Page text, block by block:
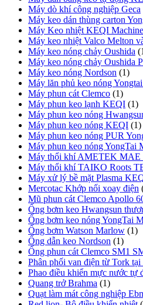
Máy dò khí công nghiệp Geca
Máy keo dán thùng carton
Máy Keo nhiệt KEQI Machine
Máy keo nhiệt Valco Melton
Máy keo nóng chảy Oushida
Máy keo nóng chảy Oushida
Máy keo nóng Nordson (1)
Máy lăn phủ keo nóng
Máy phun cát Clemco (1)
Máy phun keo lạnh KEQI (1)
Máy phun keo nóng
Máy phun keo nóng KEQI (1)
Máy phun keo nóng PUR
Máy phun keo nóng YongTai
Máy thổi khí AMETEK MAE
Máy thổi khí TAIKO Roots
Máy xử lý bề mặt Plasma
Mercotac Khớp nối xoay điện
Mũ phun cát Clemco Apollo
Ống bơm keo Hwangsun
Ống bơm keo nóng YongTai
Ống bơm Watson Marlow (1)
Ống dẫn keo Nordson (1)
Ống phun cát Clemco SM1
Phân phối van điện từ Tork
Phao điều khiển mực nước tự
Quang trở Brahma (1)
Quạt làm mát công nghiệp